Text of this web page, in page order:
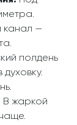
канал —
полдень
В жаркой